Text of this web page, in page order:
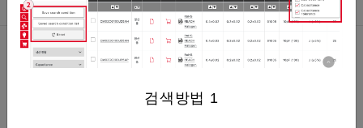
검색방법 1
관련정보